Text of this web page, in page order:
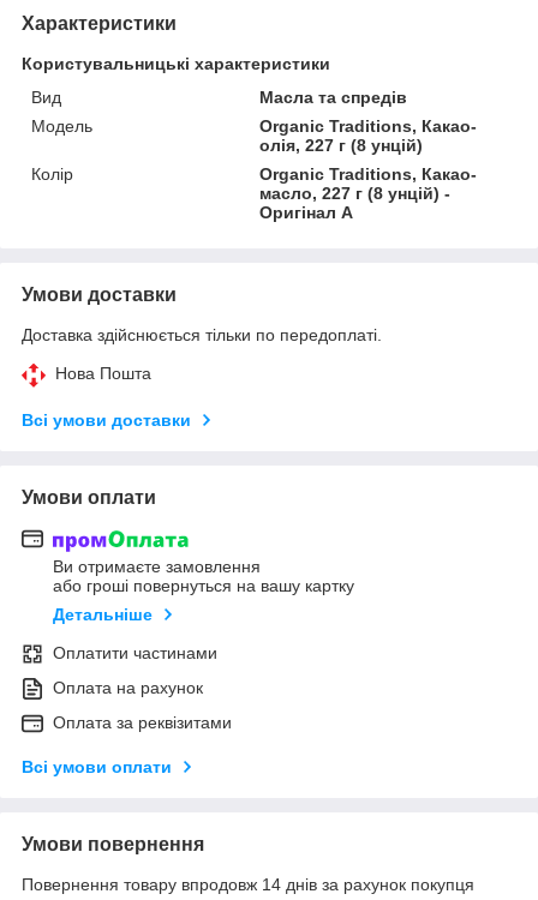
Характеристики
Користувальницькі характеристики
Вид
Масла та спредів
Мoдель
Organic Traditions, Какао-
олія, 227 г (8 унцій)
Колір
Organic Traditions, Какао-
масло, 227 г (8 унцій) -
Оригінал A
Умови доставки
Доставка здійснюється тільки по передоплаті.
Нова Пошта
Всі умови доставки
Умови оплати
Ви отримаєте замовлення
або гроші повернуться на вашу картку
Детальніше
Оплатити частинами
Оплата на рахунок
Оплата за реквізитами
Всі умови оплати
Умови повернення
Повернення товару впродовж 14 днів за рахунок покупця